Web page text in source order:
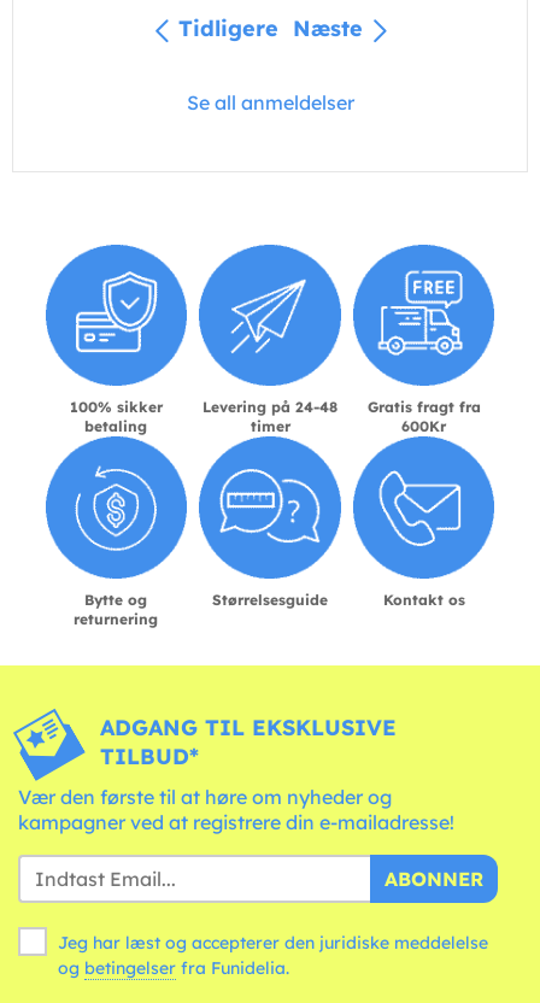
Tidligere Næste
Se all anmeldelser
100% sikker
betaling
Levering på 24-48
timer
Gratis fragt fra
600Kr
Bytte og
returnering
Størrelsesguide Kontakt os
ADGANG TIL EKSKLUSIVE
TILBUD*
Vær den første til at høre om nyheder og
kampagner ved at registrere din e-mailadresse!
ABONNER
Jeg har læst og accepterer den juridiske meddelelse
og betingelser fra Funidelia.